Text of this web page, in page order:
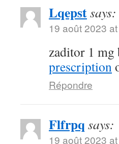
Lqepstsays:
19 août 2023
zaditor 1 mg
prescription
Répondre
Flfrpq says:
19 août 2023